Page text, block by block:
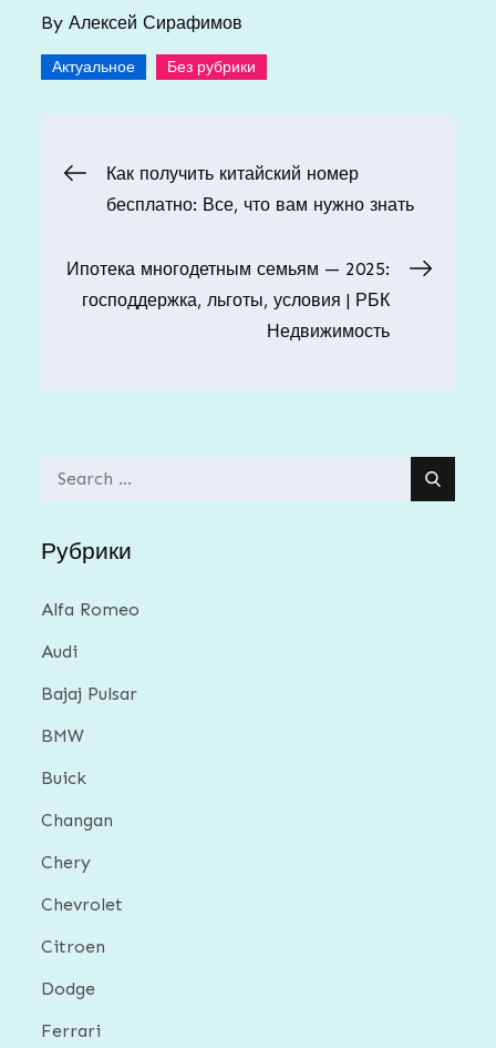
ByАлексей Сирафимов
Актуальное , Без рубрики
Навигация
записям
Как получить китайский номер
бесплатно: Все, что вам нужно знать
Ипотека многодетным семьям — 2025:
господдержка, льготы, условия | РБК
Недвижимость
Search
Рубрики
Alfa Romeo
Audi
Bajaj Pulsar
BMW
Buick
Changan
Chery
Chevrolet
Citroen
Dodge
Ferrari